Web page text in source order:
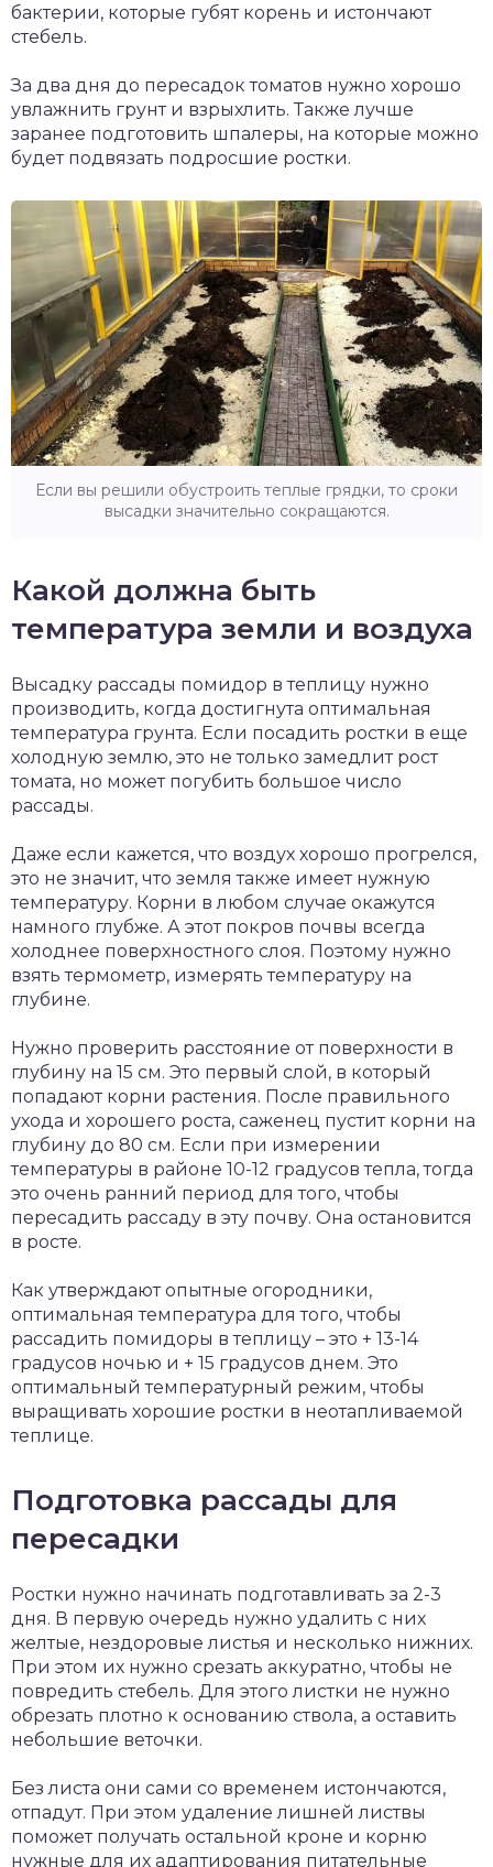
бактерии, которые губят корень и истончают
стебель.
За два дня до пересадок томатов нужно хорошо
увлажнить грунт и взрыхлить. Также лучше
заранее подготовить шпалеры, на которые можно
будет подвязать подросшие ростки.
Если вы решили обустроить теплые грядки, то сроки
высадки значительно сокращаются.
Какой должна быть
температура земли и воздуха
Высадку рассады помидор в теплицу нужно
производить, когда достигнута оптимальная
температура грунта. Если посадить ростки в еще
холодную землю, это не только замедлит рост
томата, но может погубить большое число
рассады.
Даже если кажется, что воздух хорошо прогрелся,
это не значит, что земля также имеет нужную
температуру. Корни в любом случае окажутся
намного глубже. А этот покров почвы всегда
холоднее поверхностного слоя. Поэтому нужно
взять термометр, измерять температуру на
глубине.
Нужно проверить расстояние от поверхности в
глубину на 15 см. Это первый слой, в который
попадают корни растения. После правильного
ухода и хорошего роста, саженец пустит корни на
глубину до 80 см. Если при измерении
температуры в районе 10-12 градусов тепла, тогда
это очень ранний период для того, чтобы
пересадить рассаду в эту почву. Она остановится
в росте.
Как утверждают опытные огородники,
оптимальная температура для того, чтобы
рассадить помидоры в теплицу – это + 13-14
градусов ночью и + 15 градусов днем. Это
оптимальный температурный режим, чтобы
выращивать хорошие ростки в неотапливаемой
теплице.
Подготовка рассады для
пересадки
Ростки нужно начинать подготавливать за 2-3
дня. В первую очередь нужно удалить с них
желтые, нездоровые листья и несколько нижних.
При этом их нужно срезать аккуратно, чтобы не
повредить стебель. Для этого листки не нужно
обрезать плотно к основанию ствола, а оставить
небольшие веточки.
Без листа они сами со временем истончаются,
отпадут. При этом удаление лишней листвы
поможет получать остальной кроне и корню
нужные для их адаптирования питательные